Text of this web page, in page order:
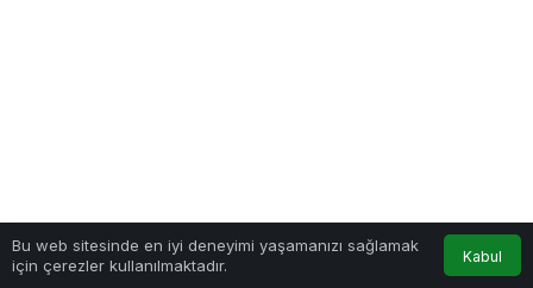
Bu web sitesinde en iyi deneyimi yaşamanızı sağlamak
için çerezler kullanılmaktadır.
Kabul
Anasayfa Hesabım